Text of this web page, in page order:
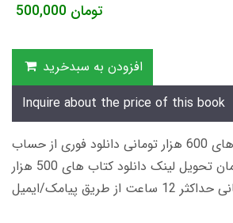
500,000 تومان
افزودن به سبدخرید
Inquire about the price of this book
زمان تحویل کتاب های 600 هزار تومانی دانلود فوری از حساب
کاربری می باشد، و زمان تحویل لینک دانلود کتاب های 500 هزار
12 ساعت از طریق پیامک/ایمیل